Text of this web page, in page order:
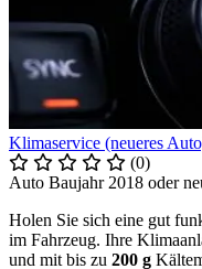
Klimaservice (neueres
(0)
Auto Baujahr 2018 oder
Holen Sie sich eine gut
im Fahrzeug. Ihre
und mit bis zu 200 g